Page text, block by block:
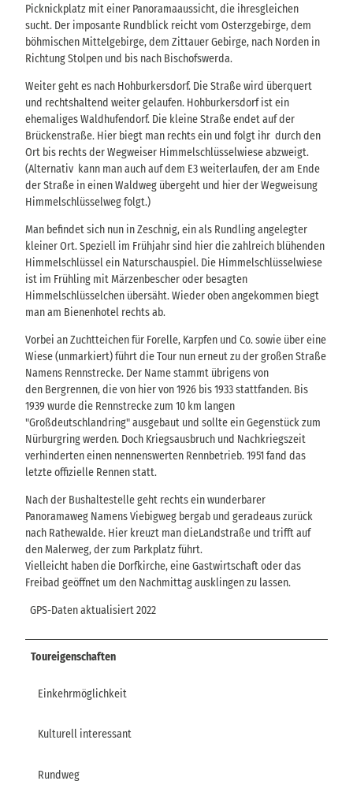
Picknickplatz mit einer Panoramaaussicht, die ihresgleichen
sucht. Der imposante Rundblick reicht vom Osterzgebirge, dem
böhmischen Mittelgebirge, dem Zittauer Gebirge, nach Norden in
Richtung Stolpen und bis nach Bischofswerda.
Weiter geht es nach Hohburkersdorf. Die Straße wird überquert
und rechtshaltend weiter gelaufen. Hohburkersdorf ist ein
ehemaliges Waldhufendorf. Die kleine Straße endet auf der
Brückenstraße. Hier biegt man rechts ein und folgt ihr durch den
Ort bis rechts der Wegweiser Himmelschlüsselwiese abzweigt.
(Alternativ kann man auch auf dem E3 weiterlaufen, der am Ende
der Straße in einen Waldweg übergeht und hier der Wegweisung
Himmelschlüsselweg folgt.)
Man befindet sich nun in Zeschnig, ein als Rundling angelegter
kleiner Ort. Speziell im Frühjahr sind hier die zahlreich blühenden
Himmelschlüssel ein Naturschauspiel. Die Himmelschlüsselwiese
ist im Frühling mit Märzenbescher oder besagten
Himmelschlüsselchen übersäht. Wieder oben angekommen biegt
man am Bienenhotel rechts ab.
Vorbei an Zuchtteichen für Forelle, Karpfen und Co. sowie über eine
Wiese (unmarkiert) führt die Tour nun erneut zu der großen Straße
Namens Rennstrecke. Der Name stammt übrigens von
den Bergrennen, die von hier von 1926 bis 1933 stattfanden. Bis
1939 wurde die Rennstrecke zum 10 km langen
"Großdeutschlandring" ausgebaut und sollte ein Gegenstück zum
Nürburgring werden. Doch Kriegsausbruch und Nachkriegszeit
verhinderten einen nennenswerten Rennbetrieb. 1951 fand das
letzte offizielle Rennen statt.
Nach der Bushaltestelle geht rechts ein wunderbarer
Panoramaweg Namens Viebigweg bergab und geradeaus zurück
nach Rathewalde. Hier kreuzt man dieLandstraße und trifft auf
den Malerweg, der zum Parkplatz führt.
Vielleicht haben die Dorfkirche, eine Gastwirtschaft oder das
Freibad geöffnet um den Nachmittag ausklingen zu lassen.
GPS-Daten aktualisiert 2022
Toureigenschaften
Einkehrmöglichkeit
Kulturell interessant
Rundweg